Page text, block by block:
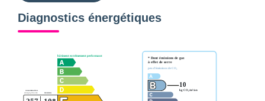
Diagnostics énergétiques